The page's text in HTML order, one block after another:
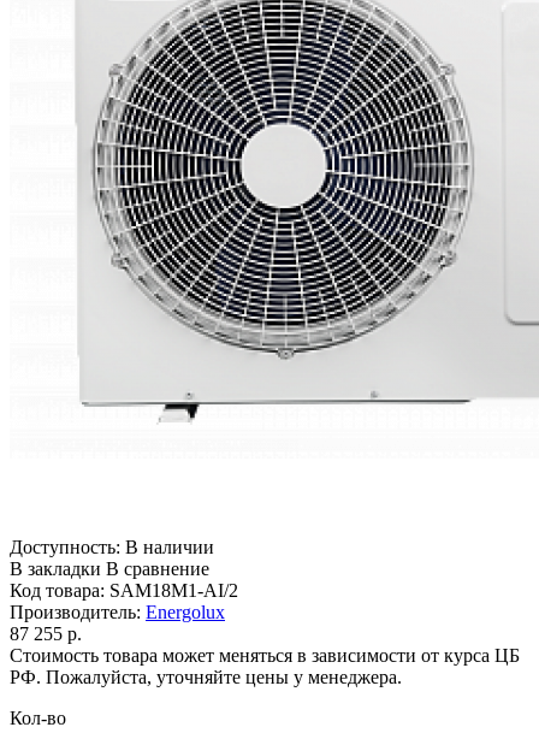
Доступность: В наличии
В закладки В сравнение
Код товара: SAM18M1-AI/2
Производитель: Energolux
87 255 р.
Стоимость товара может меняться в зависимости от курса ЦБ
РФ. Пожалуйста, уточняйте цены у менеджера.
Кол-во